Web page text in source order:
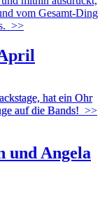
vom Gesamt-Ding
>>
hat ein Ohr
auf die Bands! >>
Angela